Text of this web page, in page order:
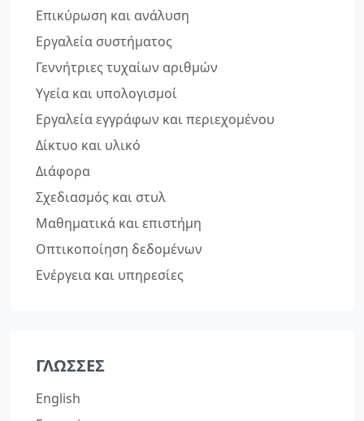
Επικύρωση και ανάλυση
Εργαλεία συστήματος
Γεννήτριες τυχαίων αριθμών
Υγεία και υπολογισμοί
Εργαλεία εγγράφων και περιεχομένου
Δίκτυο και υλικό
Διάφορα
Σχεδιασμός και στυλ
Μαθηματικά και επιστήμη
Οπτικοποίηση δεδομένων
Ενέργεια και υπηρεσίες
ΓΛΏΣΣΕΣ
English